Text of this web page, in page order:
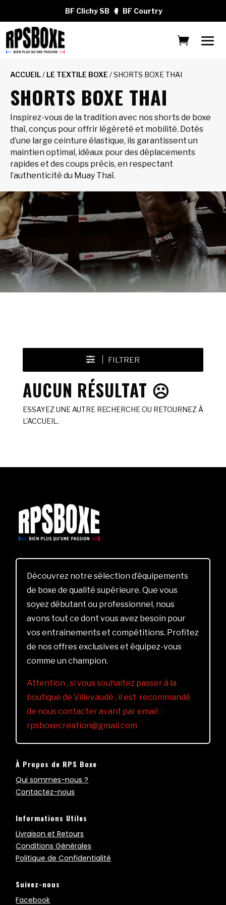
BF Clichy SB 🥊 BF Courtry
ACCUEIL/ LE TEXTILE BOXE / SHORTS BOXE THAI
SHORTS BOXE THAI
Inspirez-vous de la tradition avec nos shorts de boxe
thaï, conçus pour offrir légèreté et mobilité. Dotés
d’une large ceinture élastique, ils garantissent un
maintien optimal, idéaux pour des déplacements
rapides et des coups précis, en respectant
l’authenticité du Muay Thaï.
FILTRER
AUCUN RÉSULTAT ☹️
ESSAYEZ UNE AUTRE RECHERCHE OU RETOURNEZ À
L'ACCUEIL.
Découvrez notre sélection d’équipements
de boxe de qualité supérieure. Que vous
soyez débutant ou professionnel, nous
avons tout ce dont vous avez besoin pour
vos entraînements et compétitions. Profitez
de nos offres exclusives et équipez-vous
comme un champion.
Attention , si vous souhaitez passer à la
boutique de Villevaudé , il est recommandé
de nous contacter avant par email :
rpsboxecreation@gmail.com
À Propos de RPS Boxe
Qui sommes-nous ?
Contactez-nous
Informations Utiles
Livraison et Retours
Conditions Générales
Politique de Confidentialité
Suivez-nous
Facebook